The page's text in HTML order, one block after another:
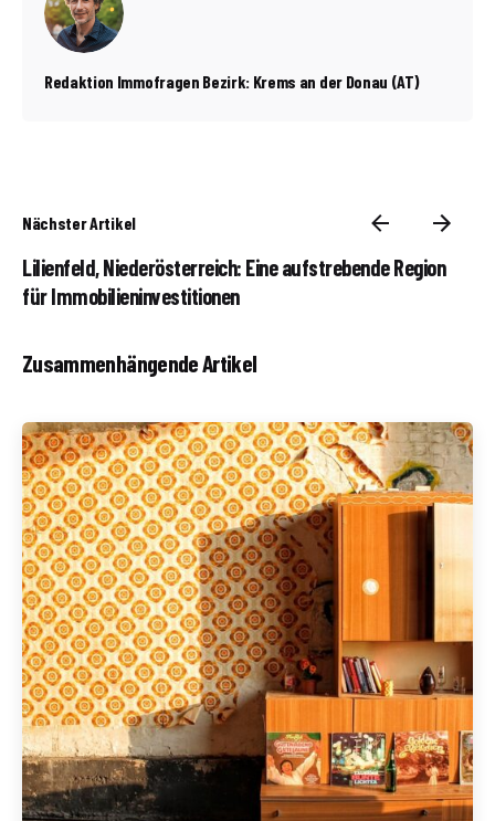
Redaktion Immofragen Bezirk: Krems an der Donau (AT)
Nächster Artikel
Lilienfeld, Niederösterreich: Eine aufstrebende Region
für Immobilieninvestitionen
Zusammenhängende Artikel
Geschrieben von